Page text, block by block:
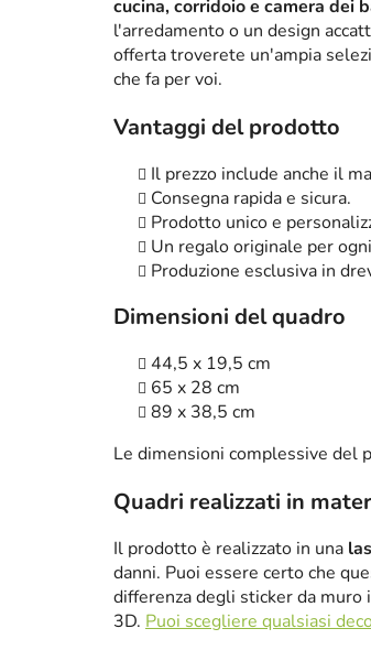
cucina, corridoio e camera dei
l'arredamento o un design
offerta troverete un'ampia
che fa per voi.
Vantaggi del prodotto
Il prezzo include anche il
Consegna rapida e sicura.
Prodotto unico e
Un regalo originale per
Produzione esclusiva in
Dimensioni del quadro
44,5 x 19,5 cm
65 x 28 cm
89 x 38,5 cm
Le dimensioni complessive del
Quadri realizzati in
Il prodotto è realizzato in una
danni. Puoi essere certo che
differenza degli sticker da
3D. Puoi scegliere qualsiasi